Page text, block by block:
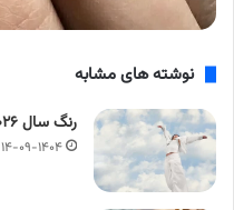
نوشته های مشابه
رنگ سال ۲۰۲۶ معرفی شد
۱۴-۰۹-۱۴۰۴